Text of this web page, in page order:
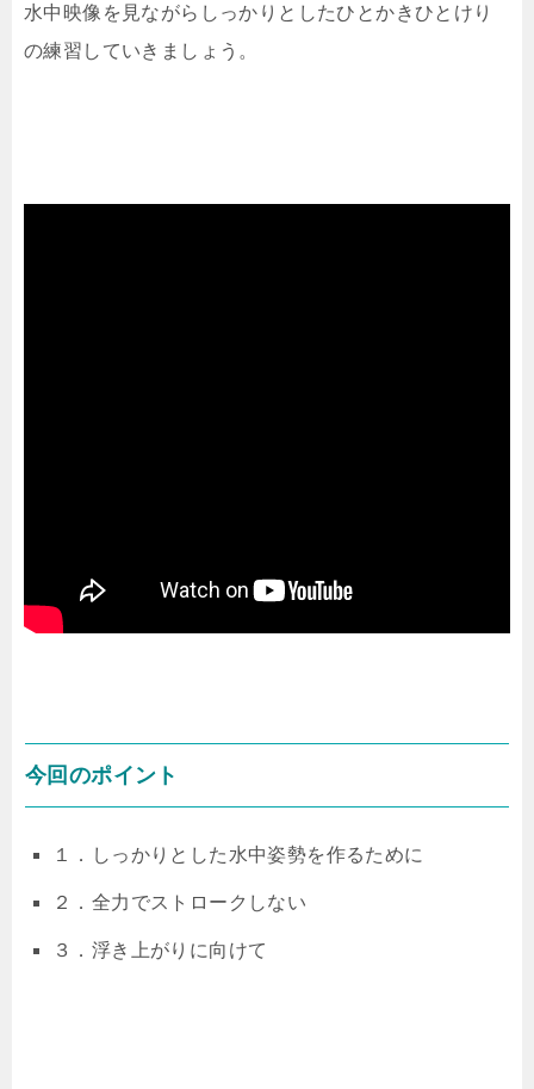
水中映像を見ながらしっかりとしたひとかきひとけり
の練習していきましょう。
今回のポイント
１．しっかりとした水中姿勢を作るために
２．全力でストロークしない
３．浮き上がりに向けて